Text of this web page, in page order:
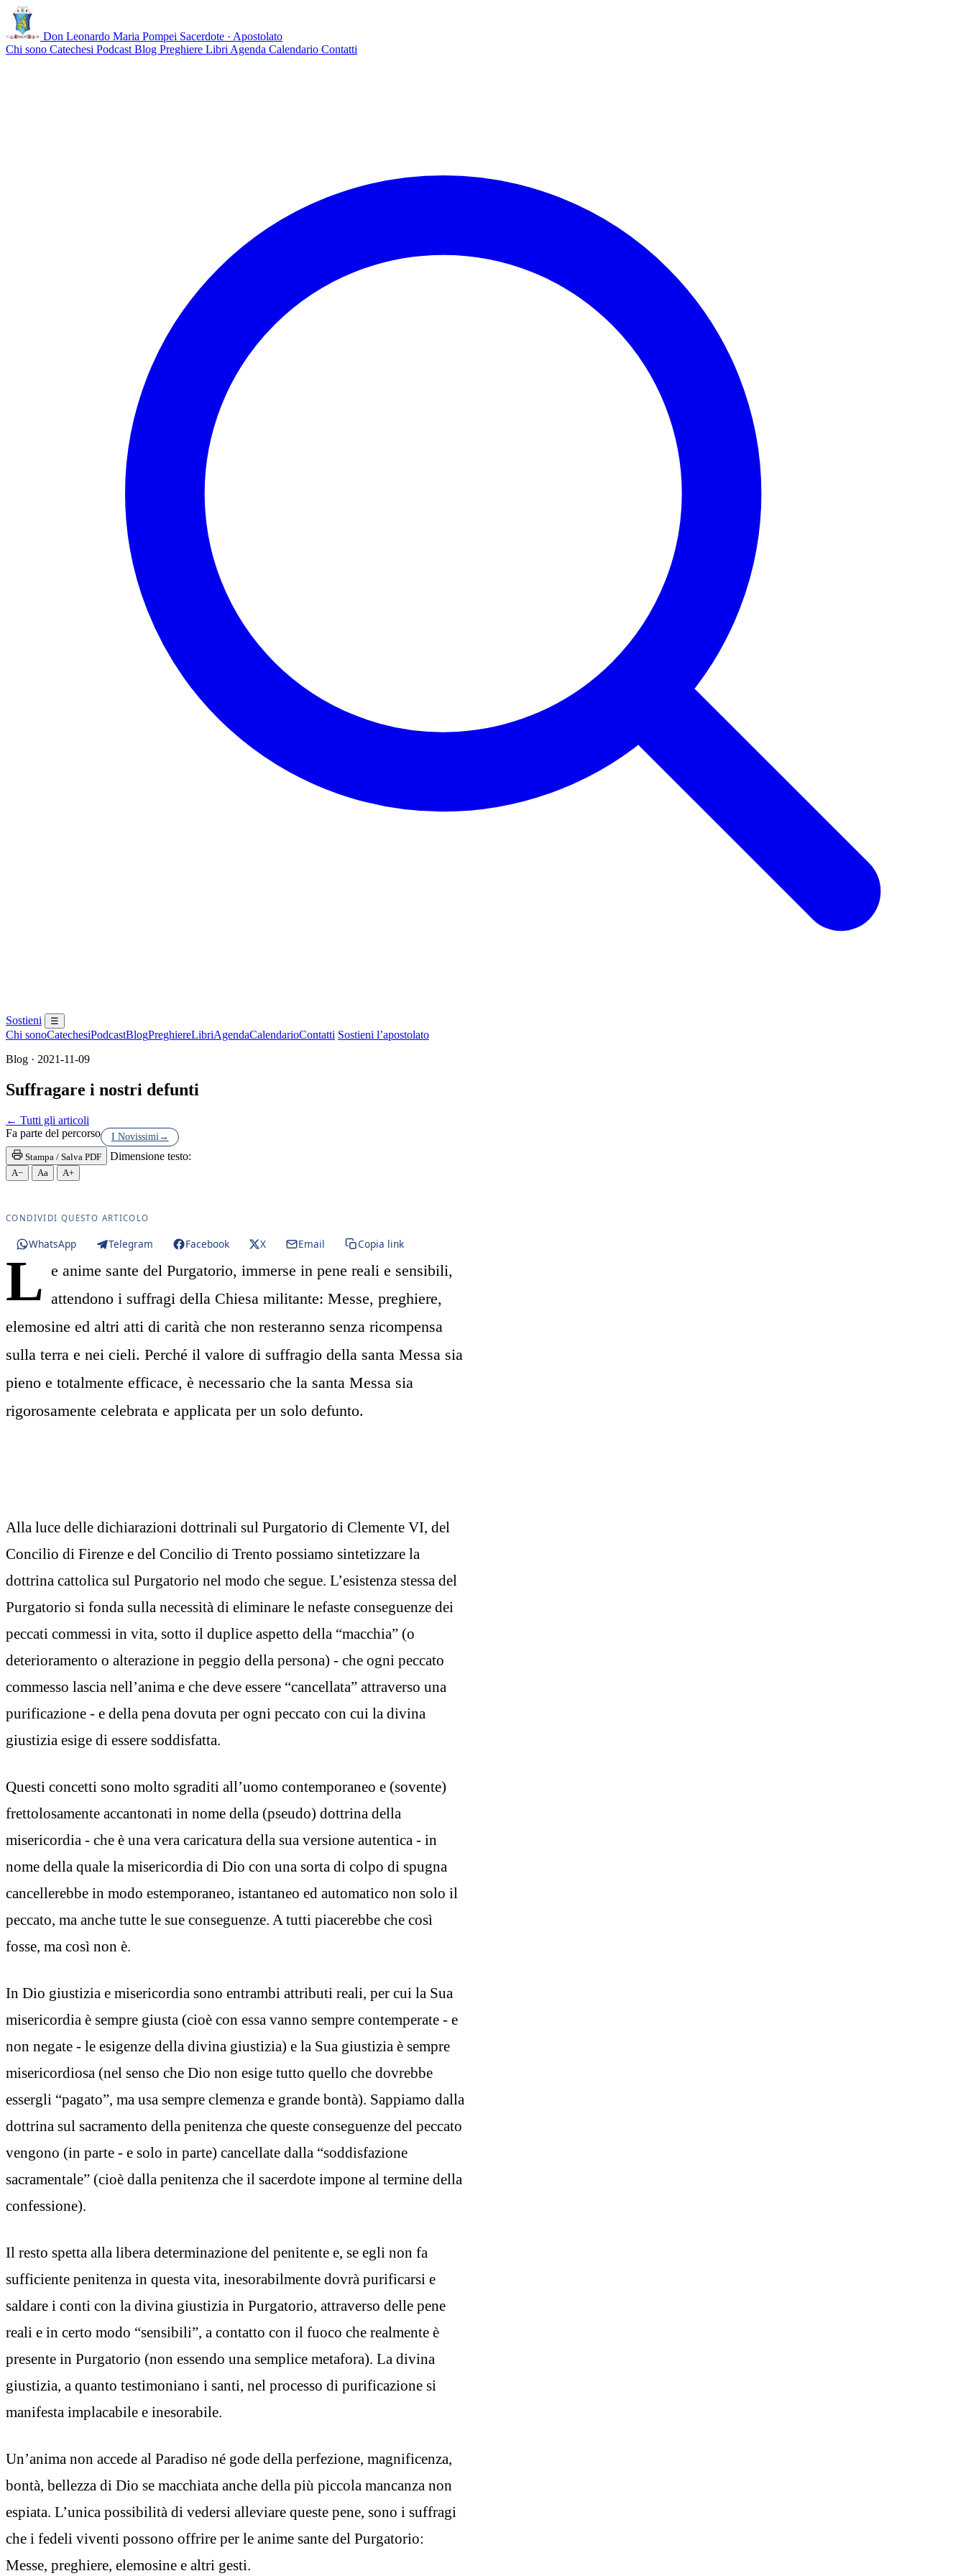
Don Leonardo Maria Pompei Sacerdote · Apostolato
Chi sono Catechesi Podcast Blog Preghiere Libri Agenda Calendario Contatti
Sostieni ☰
Chi sonoCatechesiPodcastBlogPreghiereLibriAgendaCalendarioContatti Sostieni l’apostolato
Blog · 2021-11-09
Suffragare i nostri defunti
← Tutti gli articoli
Fa parte del percorso
I Novissimi →
Stampa / Salva PDF
Dimensione testo:
A− Aa A+
CONDIVIDI QUESTO ARTICOLO
WhatsApp Telegram Facebook X Email Copia link
L e anime sante del Purgatorio, immerse in pene reali e sensibili,
attendono i suffragi della Chiesa militante: Messe, preghiere,
elemosine ed altri atti di carità che non resteranno senza ricompensa
sulla terra e nei cieli. Perché il valore di suffragio della santa Messa sia
pieno e totalmente efficace, è necessario che la santa Messa sia
rigorosamente celebrata e applicata per un solo defunto.
Alla luce delle dichiarazioni dottrinali sul Purgatorio di Clemente VI, del
Concilio di Firenze e del Concilio di Trento possiamo sintetizzare la
dottrina cattolica sul Purgatorio nel modo che segue. L’esistenza stessa del
Purgatorio si fonda sulla necessità di eliminare le nefaste conseguenze dei
peccati commessi in vita, sotto il duplice aspetto della “macchia” (o
deterioramento o alterazione in peggio della persona) - che ogni peccato
commesso lascia nell’anima e che deve essere “cancellata” attraverso una
purificazione - e della pena dovuta per ogni peccato con cui la divina
giustizia esige di essere soddisfatta.
Questi concetti sono molto sgraditi all’uomo contemporaneo e (sovente)
frettolosamente accantonati in nome della (pseudo) dottrina della
misericordia - che è una vera caricatura della sua versione autentica - in
nome della quale la misericordia di Dio con una sorta di colpo di spugna
cancellerebbe in modo estemporaneo, istantaneo ed automatico non solo il
peccato, ma anche tutte le sue conseguenze. A tutti piacerebbe che così
fosse, ma così non è.
In Dio giustizia e misericordia sono entrambi attributi reali, per cui la Sua
misericordia è sempre giusta (cioè con essa vanno sempre contemperate - e
non negate - le esigenze della divina giustizia) e la Sua giustizia è sempre
misericordiosa (nel senso che Dio non esige tutto quello che dovrebbe
essergli “pagato”, ma usa sempre clemenza e grande bontà). Sappiamo dalla
dottrina sul sacramento della penitenza che queste conseguenze del peccato
vengono (in parte - e solo in parte) cancellate dalla “soddisfazione
sacramentale” (cioè dalla penitenza che il sacerdote impone al termine della
confessione).
Il resto spetta alla libera determinazione del penitente e, se egli non fa
sufficiente penitenza in questa vita, inesorabilmente dovrà purificarsi e
saldare i conti con la divina giustizia in Purgatorio, attraverso delle pene
reali e in certo modo “sensibili”, a contatto con il fuoco che realmente è
presente in Purgatorio (non essendo una semplice metafora). La divina
giustizia, a quanto testimoniano i santi, nel processo di purificazione si
manifesta implacabile e inesorabile.
Un’anima non accede al Paradiso né gode della perfezione, magnificenza,
bontà, bellezza di Dio se macchiata anche della più piccola mancanza non
espiata. L’unica possibilità di vedersi alleviare queste pene, sono i suffragi
che i fedeli viventi possono offrire per le anime sante del Purgatorio:
Messe, preghiere, elemosine e altri gesti.